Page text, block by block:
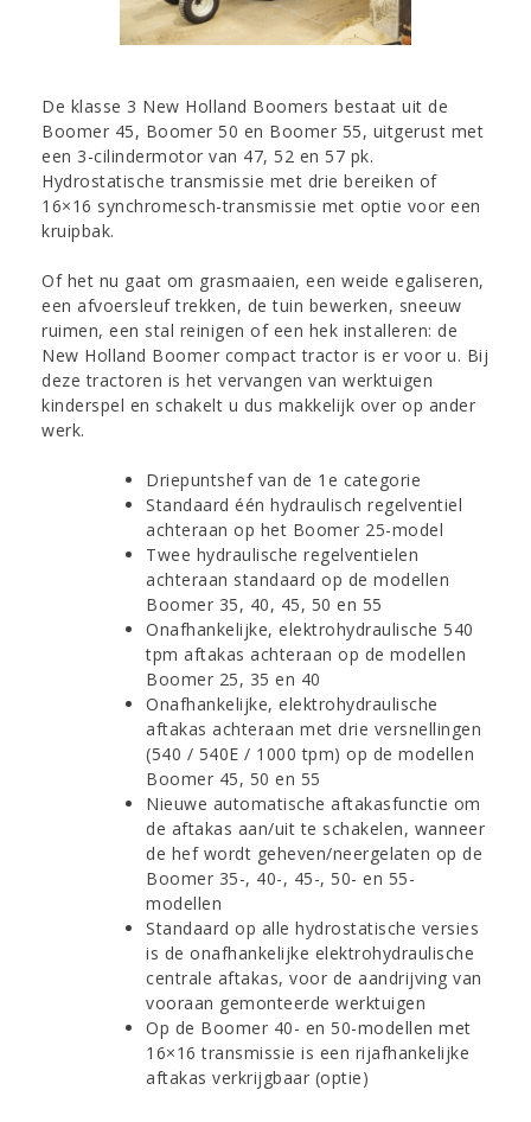
De klasse 3 New Holland Boomers bestaat uit de
Boomer 45, Boomer 50 en Boomer 55, uitgerust met
een 3-cilindermotor van 47, 52 en 57 pk.
Hydrostatische transmissie met drie bereiken of
16×16 synchromesch-transmissie met optie voor een
kruipbak.
Of het nu gaat om grasmaaien, een weide egaliseren,
een afvoersleuf trekken, de tuin bewerken, sneeuw
ruimen, een stal reinigen of een hek installeren: de
New Holland Boomer compact tractor is er voor u. Bij
deze tractoren is het vervangen van werktuigen
kinderspel en schakelt u dus makkelijk over op ander
werk.
Driepuntshef van de 1e categorie
Standaard één hydraulisch regelventiel
achteraan op het Boomer 25-model
Twee hydraulische regelventielen
achteraan standaard op de modellen
Boomer 35, 40, 45, 50 en 55
Onafhankelijke, elektrohydraulische 540
tpm aftakas achteraan op de modellen
Boomer 25, 35 en 40
Onafhankelijke, elektrohydraulische
aftakas achteraan met drie versnellingen
(540 / 540E / 1000 tpm) op de modellen
Boomer 45, 50 en 55
Nieuwe automatische aftakasfunctie om
de aftakas aan/uit te schakelen, wanneer
de hef wordt geheven/neergelaten op de
Boomer 35-, 40-, 45-, 50- en 55-
modellen
Standaard op alle hydrostatische versies
is de onafhankelijke elektrohydraulische
centrale aftakas, voor de aandrijving van
vooraan gemonteerde werktuigen
Op de Boomer 40- en 50-modellen met
16×16 transmissie is een rijafhankelijke
aftakas verkrijgbaar (optie)